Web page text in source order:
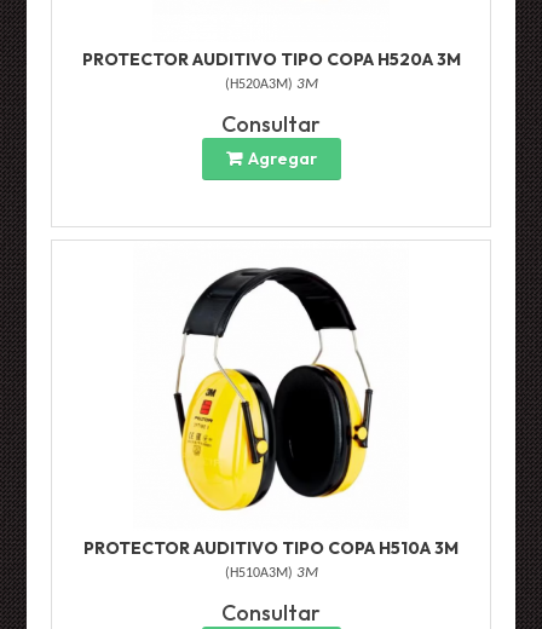
PROTECTOR AUDITIVO TIPO COPA H520A 3M
( H520A3M) 3M
Consultar
Agregar
PROTECTOR AUDITIVO TIPO COPA H510A 3M
( H510A3M) 3M
Consultar